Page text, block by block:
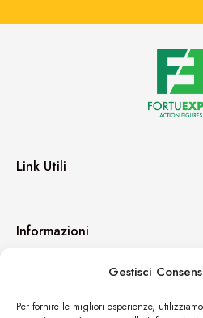
Gestisci
Per fornire le migliori esperienze,
Link Utili
Informazioni